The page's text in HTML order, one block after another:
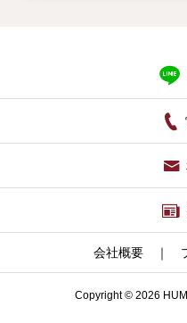
会社概要 ｜
Copyright © 2026